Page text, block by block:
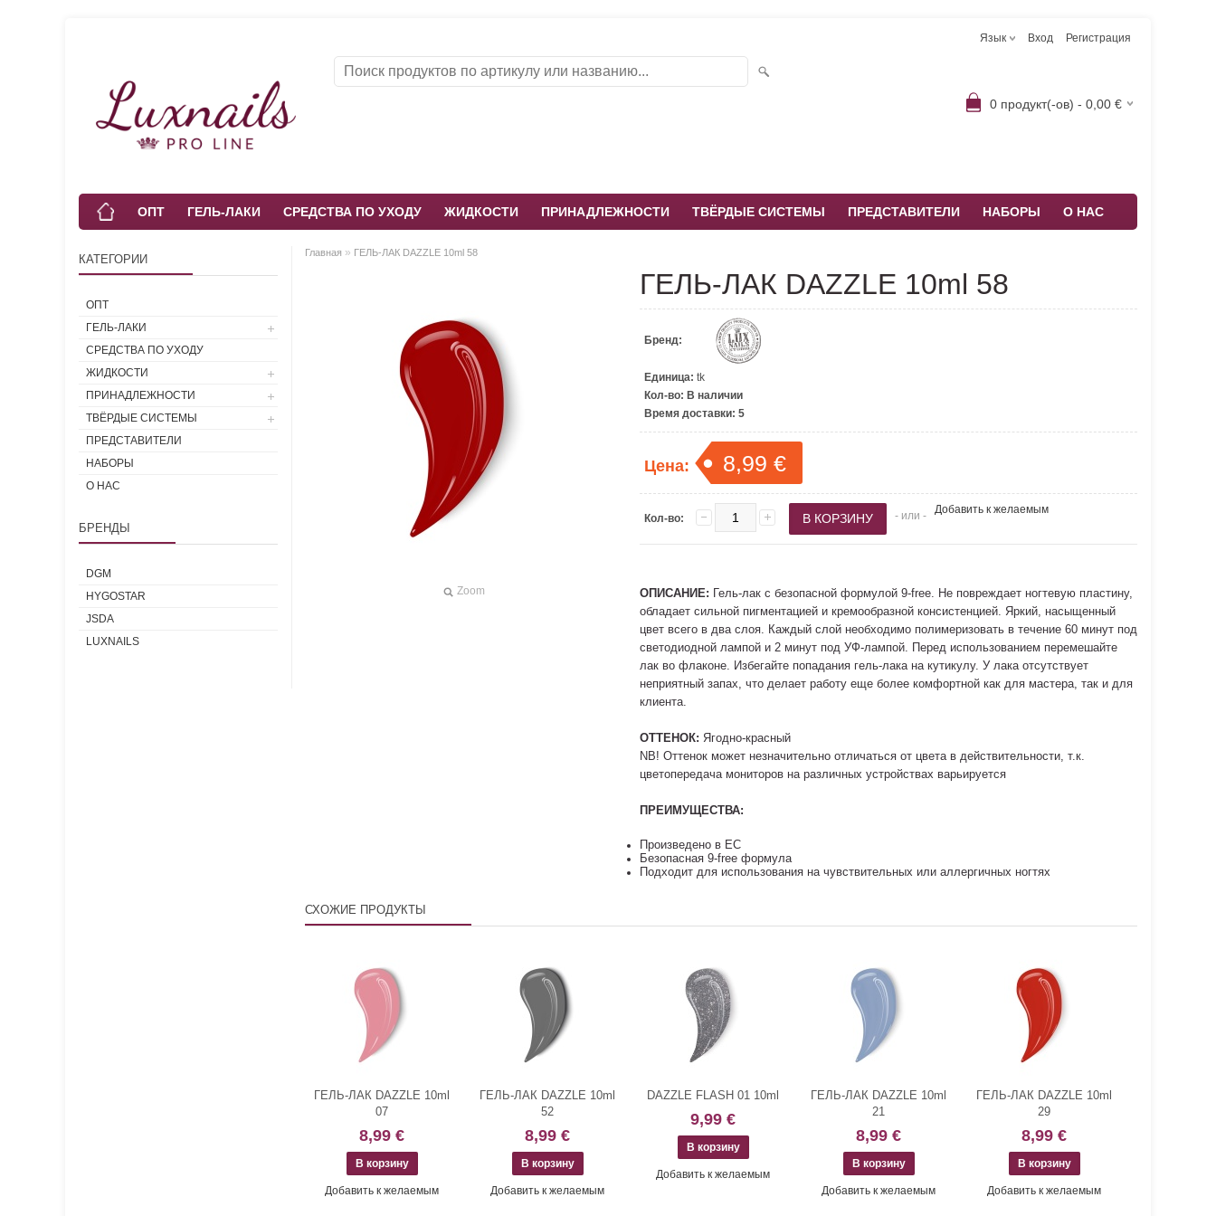
Язык Вход Регистрация
0 продукт(-ов) - 0,00 €
ОПТ ГЕЛЬ-ЛАКИ СРЕДСТВА ПО УХОДУ ЖИДКОСТИ ПРИНАДЛЕЖНОСТИ ТВЁРДЫЕ СИСТЕМЫ ПРЕДСТАВИТЕЛИ НАБОРЫ О НАС
КАТЕГОРИИ
ОПТ
ГЕЛЬ-ЛАКИ
СРЕДСТВА ПО УХОДУ
ЖИДКОСТИ
ПРИНАДЛЕЖНОСТИ
ТВЁРДЫЕ СИСТЕМЫ
ПРЕДСТАВИТЕЛИ
НАБОРЫ
О НАС
БРЕНДЫ
DGM
HYGOSTAR
JSDA
LUXNAILS
Главная » ГЕЛЬ-ЛАК DAZZLE 10ml 58
Zoom
ГЕЛЬ-ЛАК DAZZLE 10ml 58
Бренд:
Единица: tk
Кол-во: В наличии
Время доставки: 5
Цена: 8,99 €
Кол-во: - или - Добавить к желаемым
ОПИСАНИЕ: Гель-лак с безопасной формулой 9-free. Не повреждает ногтевую пластину,
обладает сильной пигментацией и кремообразной консистенцией. Яркий, насыщенный
цвет всего в два слоя. Каждый слой необходимо полимеризовать в течение 60 минут под
светодиодной лампой и 2 минут под УФ-лампой. Перед использованием перемешайте
лак во флаконе. Избегайте попадания гель-лака на кутикулу. У лака отсутствует
неприятный запах, что делает работу еще более комфортной как для мастера, так и для
клиента.
ОТТЕНОК: Ягодно-красный
NB! Оттенок может незначительно отличаться от цвета в действительности, т.к.
цветопередача мониторов на различных устройствах варьируется
ПРЕИМУЩЕСТВА:
Произведено в ЕС
Безопасная 9-free формула
Подходит для использования на чувствительных или аллергичных ногтях
СХОЖИЕ ПРОДУКТЫ
ГЕЛЬ-ЛАК DAZZLE 10ml
07
8,99 €
Добавить к желаемым
ГЕЛЬ-ЛАК DAZZLE 10ml
52
8,99 €
Добавить к желаемым
DAZZLE FLASH 01 10ml
9,99 €
Добавить к желаемым
ГЕЛЬ-ЛАК DAZZLE 10ml
21
8,99 €
Добавить к желаемым
ГЕЛЬ-ЛАК DAZZLE 10ml
29
8,99 €
Добавить к желаемым